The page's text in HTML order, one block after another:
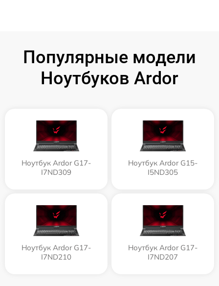
Популярные модели
Ноутбуков Ardor
Ноутбук Ardor G17-
I7ND309
Ноутбук Ardor G15-
I5ND305
Ноутбук Ardor G17-
I7ND210
Ноутбук Ardor G17-
I7ND207